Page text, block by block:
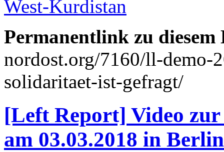
West-Kurdistan
Permanentlink zu
nordost.org/7160/ll-demo-
solidaritaet-ist-gefragt/
[Left Report] Video
am 03.03.2018 in Berlin